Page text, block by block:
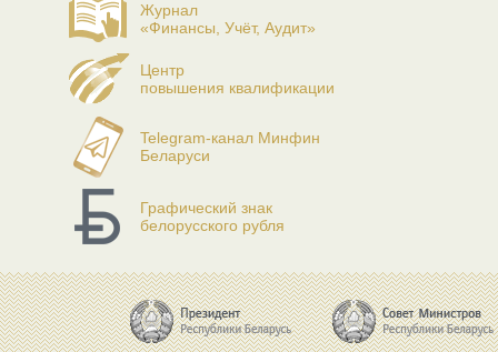
Журнал
«Финансы, Учёт, Аудит»
Центр
повышения квалификации
Telegram-канал Минфин
Беларуси
Графический знак
белорусского рубля